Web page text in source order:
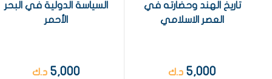
تاريخ الهند وحضارته في
العصر الاسلامي
5,000 د.ك
السياسة الدولية في البحر
الأحمر
5,000 د.ك